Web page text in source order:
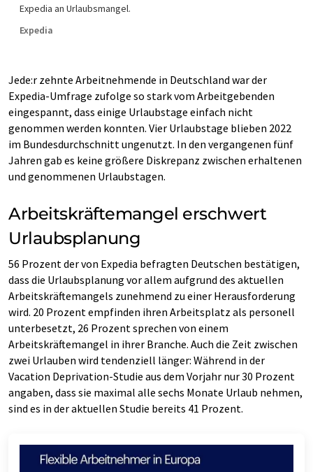
Expedia an Urlaubsmangel.
Expedia
Jede:r zehnte Arbeitnehmende in Deutschland war der
Expedia-Umfrage zufolge so stark vom Arbeitgebenden
eingespannt, dass einige Urlaubstage einfach nicht
genommen werden konnten. Vier Urlaubstage blieben 2022
im Bundesdurchschnitt ungenutzt. In den vergangenen fünf
Jahren gab es keine größere Diskrepanz zwischen erhaltenen
und genommenen Urlaubstagen.
Arbeitskräftemangel erschwert
Urlaubsplanung
56 Prozent der von Expedia befragten Deutschen bestätigen,
dass die Urlaubsplanung vor allem aufgrund des aktuellen
Arbeitskräftemangels zunehmend zu einer Herausforderung
wird. 20 Prozent empfinden ihren Arbeitsplatz als personell
unterbesetzt, 26 Prozent sprechen von einem
Arbeitskräftemangel in ihrer Branche. Auch die Zeit zwischen
zwei Urlauben wird tendenziell länger: Während in der
Vacation Deprivation-Studie aus dem Vorjahr nur 30 Prozent
angaben, dass sie maximal alle sechs Monate Urlaub nehmen,
sind es in der aktuellen Studie bereits 41 Prozent.